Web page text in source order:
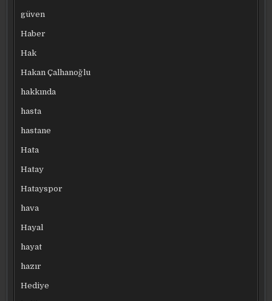
güven
Haber
Hak
Hakan Çalhanoğlu
hakkında
hasta
hastane
Hata
Hatay
Hatayspor
hava
Hayal
hayat
hazır
Hediye